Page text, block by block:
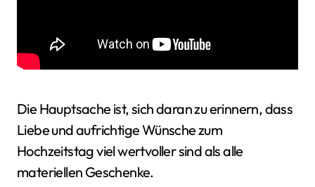
Die Hauptsache ist, sich daran zu erinnern, dass
Liebe und aufrichtige Wünsche zum
Hochzeitstag viel wertvoller sind als alle
materiellen Geschenke.